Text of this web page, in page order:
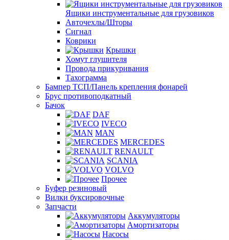
Ящики инструментальные для грузовиков
Авточехлы/Шторы
Сигнал
Коврики
Крышки
Хомут глушителя
Провода прикуривания
Тахограмма
Бампер ТСП/Панель крепления фонарей
Брус противоподкатный
Бачок
DAF
IVECO
MAN
MERCEDES
RENAULT
SCANIA
VOLVO
Прочее
Буфер резиновый
Вилки буксировочные
Запчасти
Аккумуляторы
Амортизаторы
Насосы